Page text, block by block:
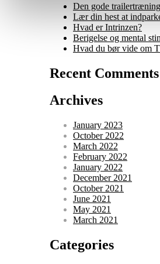
Den gode trailertræning
Lær din hest at
Hvad er Intrinzen?
Berigelse og mental
Hvad du bør vide om
Recent Comments
Archives
January 2023
October 2022
March 2022
February 2022
January 2022
December 2021
October 2021
June 2021
May 2021
March 2021
Categories